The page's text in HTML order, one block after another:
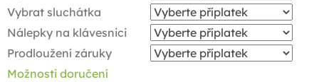
Vybrat sluchátka
Nálepky na klávesnici
Prodloužení záruky
Možnosti doručení